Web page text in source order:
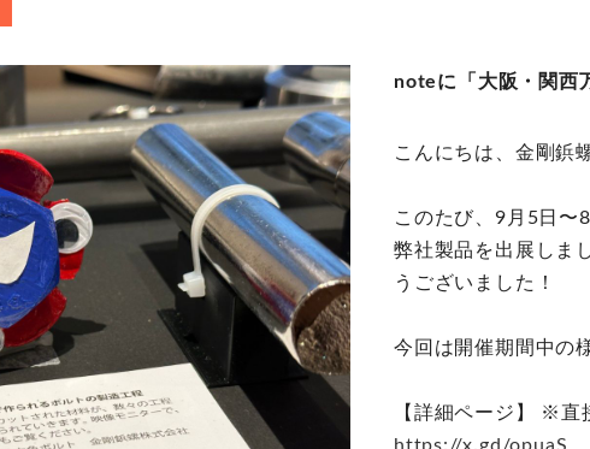
noteに「大阪・関西
こんにちは、金剛鋲
このたび、9月5日〜
弊社製品を出展しま
うございました！
今回は開催期間中の
【詳細ページ】 ※直